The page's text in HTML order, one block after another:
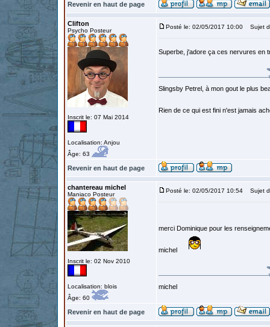
Revenir en haut de page
Clifton
Psycho Posteur
Inscrit le: 07 Mai 2014
Localisation: Anjou
Âge: 63
Posté le: 02/05/2017 10:00 Sujet
Superbe, j'adore ça ces nervures en
Slingsby Petrel, à mon gout le plus
Rien de ce qui est fini n'est jamais
Revenir en haut de page
chantereau michel
Maniaco Posteur
Inscrit le: 02 Nov 2010
Localisation: blois
Âge: 60
Posté le: 02/05/2017 10:54 Sujet
merci Dominique pour les
michel
michel
Revenir en haut de page